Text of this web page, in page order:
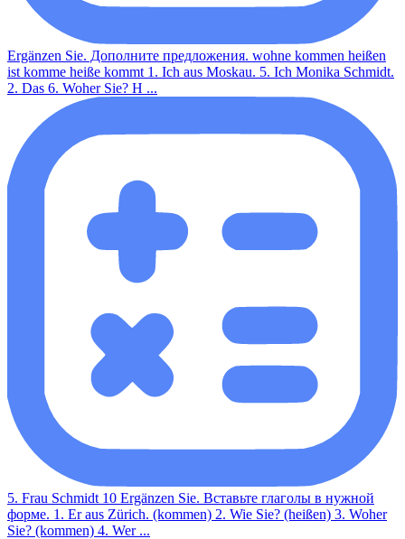
Ergänzen Sie. Дополните предложения. wohne kommen heißen
ist komme heiße kommt 1. Ich aus Moskau. 5. Ich Monika Schmidt.
2. Das 6. Woher Sie? H ...
5. Frau Schmidt 10 Ergänzen Sie. Вставьте глаголы в нужной
форме. 1. Er aus Zürich. (kommen) 2. Wie Sie? (heißen) 3. Woher
Sie? (kommen) 4. Wer ...